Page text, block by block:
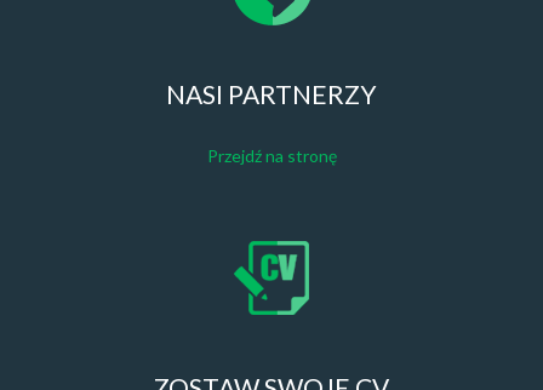
NASI PARTNERZY
Przejdź na stronę